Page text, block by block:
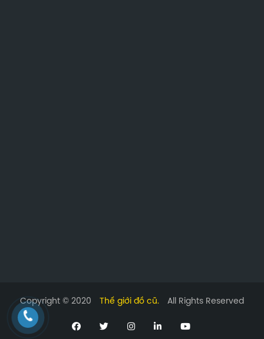
Copyright © 2020 Thế giới đồ cũ. All Rights Reserved